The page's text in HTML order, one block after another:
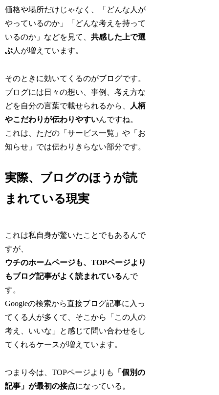
価格や場所だけじゃなく、「どんな人が
やっているのか」「どんな考えを持って
いるのか」などを見て、共感した上で選
ぶ人が増えています。
そのときに効いてくるのがブログです。
ブログには日々の想い、事例、考え方な
どを自分の言葉で載せられるから、
人柄
やこだわりが伝わりやすいんですね。
これは、ただの「サービス一覧」や「お
知らせ」では伝わりきらない部分です。
実際、ブログのほうが読
まれている現実
これは私自身が驚いたことでもあるんで
すが、
ウチのホームページも、TOPページより
もブログ記事がよく読まれているんで
す。
Googleの検索から直接ブログ記事に入っ
てくる人が多くて、そこから「この人の
考え、いいな」と感じて問い合わせをし
てくれるケースが増えています。
つまり今は、TOPページよりも
「個別の
記事」が最初の接点になっている。